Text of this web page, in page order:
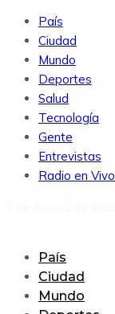
País
Ciudad
Mundo
Deportes
Salud
Tecnología
Gente
Entrevistas
Radio en Vivo
País
Ciudad
Mundo